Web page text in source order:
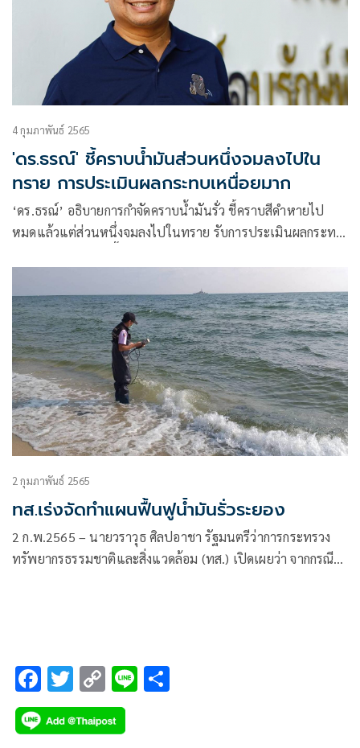
4 กุมภาพันธ์ 2565
'ดร.ธรณ์' ชี้คราบน้ำมันส่วนหนึ่งจมลงไปใน
ทราย การประเมินผลกระทบเหนื่อยมาก
‘ดร.ธรณ์’ อธิบายการกำจัดคราบน้ำมันรั่ว ชี้คราบสีดำหายไป
หมดแล้วแต่ส่วนหนึ่งจมลงไปในทราย รับการประเมินผลกระทบ
2 กุมภาพันธ์ 2565
ทส.เร่งจัดทำแผนฟื้นฟูน้ำมันรั่วระยอง
2 ก.พ.2565 – นายวราวุธ ศิลปอาชา รัฐมนตรีว่าการกระทรวง
ทรัพยากรธรรมชาติและสิ่งแวดล้อม (ทส.) เปิดเผยว่า จากกรณี
ทรัพยากรธรรมชาติและสิ่งแวดล้อมให้เข้าสู่ภาวะปกติ โดยกรม
ควบคุมมลพิษ (คพ.) ได้ดำเนินการติดตาม
F
ac
e
T
wi
tt
C
o
p
Li